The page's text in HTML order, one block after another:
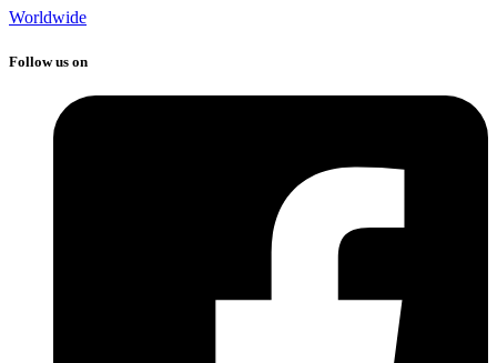
Worldwide
Follow us on